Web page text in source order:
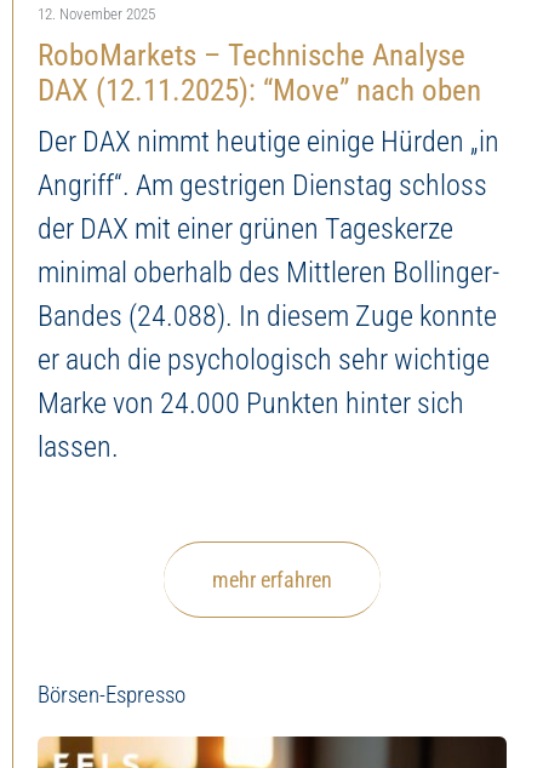
12. November 2025
RoboMarkets – Technische Analyse
DAX (12.11.2025): “Move” nach oben
Der DAX nimmt heutige einige Hürden „in
Angriff“. Am gestrigen Dienstag schloss
der DAX mit einer grünen Tageskerze
minimal oberhalb des Mittleren Bollinger-
Bandes (24.088). In diesem Zuge konnte
er auch die psychologisch sehr wichtige
Marke von 24.000 Punkten hinter sich
lassen.
mehr erfahren
Börsen-Espresso